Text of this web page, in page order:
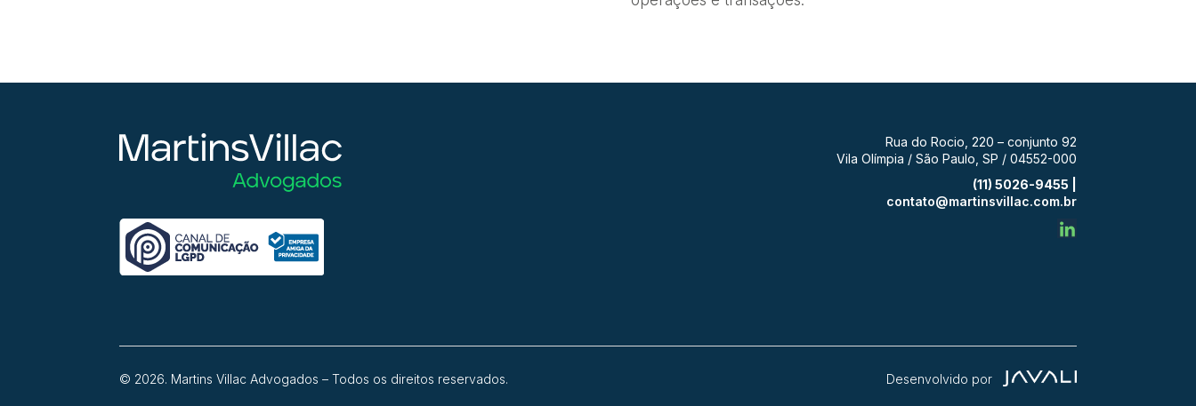
Rua do Rocio, 220 – conjunto 92
Vila Olímpia / São Paulo, SP / 04552-000
(11) 5026-9455 |
contato@martinsvillac.com.br
© 2026. Martins Villac Advogados – Todos os direitos reservados. Desenvolvido por